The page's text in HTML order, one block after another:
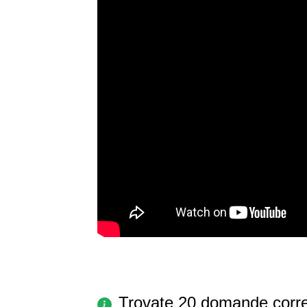
Trovate 20 domande